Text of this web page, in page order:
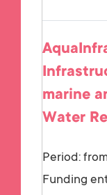
marine
Water
Period:
Funding